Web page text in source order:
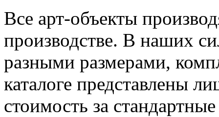
Все арт-объекты
производстве. В наших
разными размерами,
каталоге представлены
стоимость за